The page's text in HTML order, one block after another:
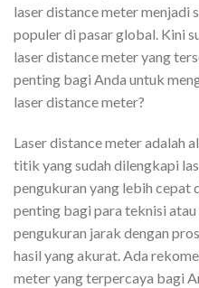
laser distance meter menjadi
populer di pasar global. Kini
laser distance meter yang
penting bagi Anda untuk
laser distance meter?
Laser distance meter adalah
titik yang sudah dilengkapi
pengukuran yang lebih cepat
penting bagi para teknisi
pengukuran jarak dengan
hasil yang akurat. Ada
meter yang terpercaya bagi